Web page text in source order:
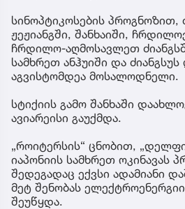
სინოპტიკოსების პროგნოზით,
ჟეჟიანგში, შანხაიში,
ჩრდილო-აღმოსავლეთ
სამხრეთ ანჰუიში და
აგვისტომდეა მოსალოდნელი.
სტიქიის გამო შანხაში
ავიარეისი გაუქმდა.
„როიტერსის“ ცნობით,
იაპონიის სამხრეთ ოკინავას
შედეგადაც ექვსი ადამიანი
მეტ შენობას
შეუწყდა.